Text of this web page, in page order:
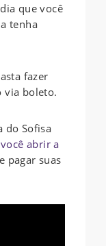
que você
tenha
fazer
via boleto.
do Sofisa
abrir a
pagar suas